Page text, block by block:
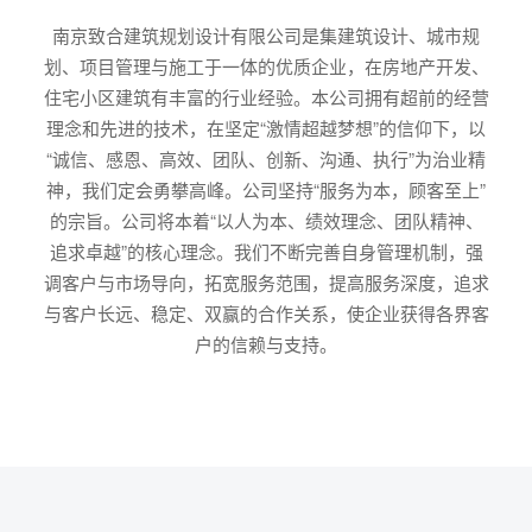
南京致合建筑规划设计有限公司是集建筑设计、城市规
划、项目管理与施工于一体的优质企业，在房地产开发、
住宅小区建筑有丰富的行业经验。本公司拥有超前的经营
理念和先进的技术，在坚定“激情超越梦想”的信仰下，以
“诚信、感恩、高效、团队、创新、沟通、执行”为治业精
神，我们定会勇攀高峰。公司坚持“服务为本，顾客至上”
的宗旨。公司将本着“以人为本、绩效理念、团队精神、
追求卓越”的核心理念。我们不断完善自身管理机制，强
调客户与市场导向，拓宽服务范围，提高服务深度，追求
与客户长远、稳定、双赢的合作关系，使企业获得各界客
户的信赖与支持。